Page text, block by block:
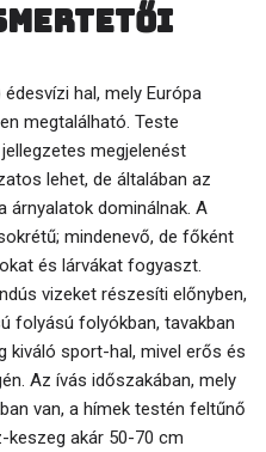
hal, mely Európa
megtalálható. Teste
megjelenést
lehet, de általában az
árnyalatok dominálnak. A
mindenevő, de főként
és lárvákat fogyaszt.
vizeket részesíti előnyben,
folyású folyókban, tavakban
kiváló sport-hal, mivel erős és
Az ívás időszakában, mely
van, a hímek testén feltűnő
keszeg akár 50-70 cm